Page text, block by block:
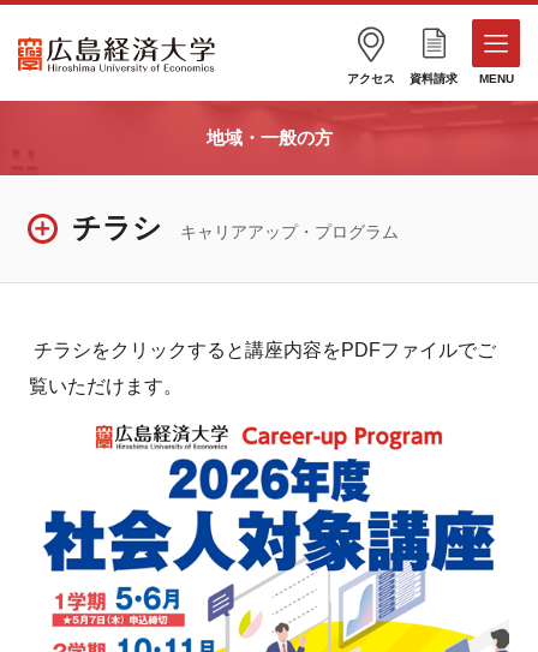
アクセス 資料請求 MENU
地域・一般の方
チラシ キャリアアップ・プログラム
チラシをクリックすると講座内容をPDFファイルでご
覧いただけます。